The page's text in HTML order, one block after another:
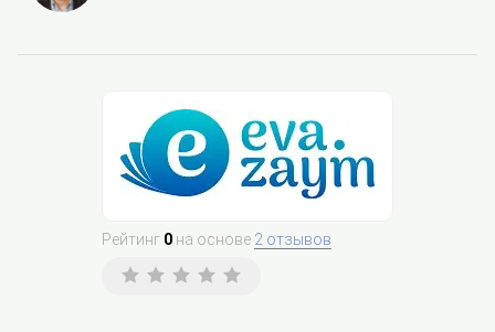
Рейтинг 0 на основе 2 отзывов